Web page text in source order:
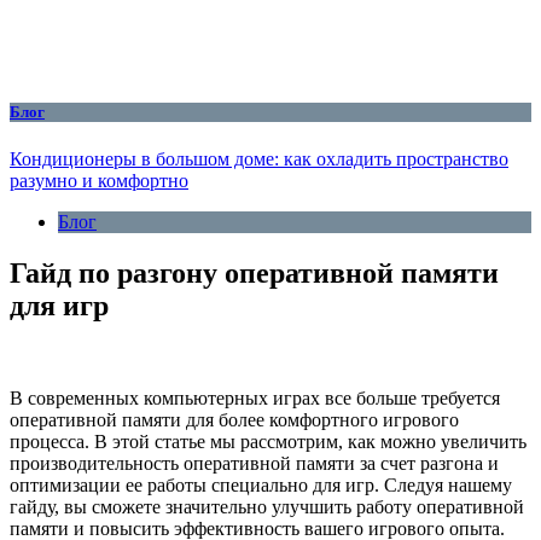
Блог
Кондиционеры в большом доме: как охладить пространство
разумно и комфортно
Блог
Гайд по разгону оперативной памяти
для игр
В современных компьютерных играх все больше требуется
оперативной памяти для более комфортного игрового
процесса. В этой статье мы рассмотрим, как можно увеличить
производительность оперативной памяти за счет разгона и
оптимизации ее работы специально для игр. Следуя нашему
гайду, вы сможете значительно улучшить работу оперативной
памяти и повысить эффективность вашего игрового опыта.